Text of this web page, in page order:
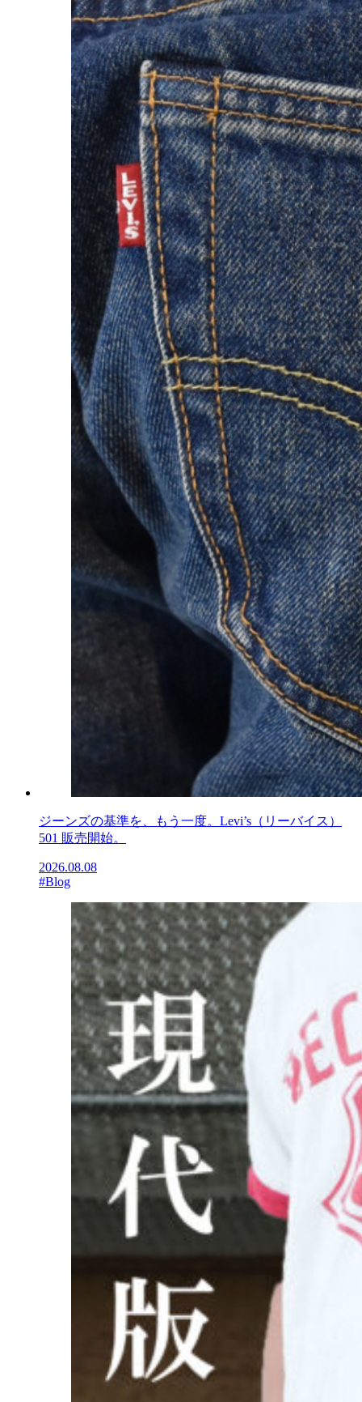
ジーンズの基準を、もう一度。Levi’s（リーバイス）
501 販売開始。
2026.08.08
#Blog